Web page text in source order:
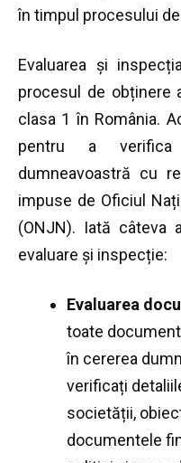
în timpul procesului
Evaluarea și
procesul de obținere
clasa 1 în România.
pentru a verifica
dumneavoastră cu
impuse de Oficiul
(ONJN). Iată câteva
evaluare și inspecție:
Evaluarea
toate
în cererea
verificați
societății,
documentele